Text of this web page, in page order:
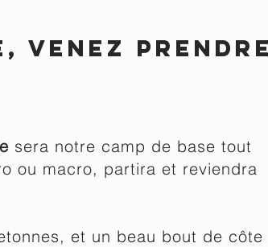
venez prendre
sera notre camp de base tout
ou macro, partira et reviendra
et un beau bout de côte